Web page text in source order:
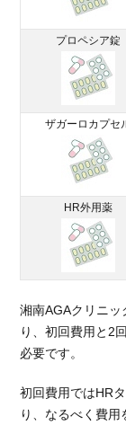
プロペシア錠
ザガーロカプセ
HR外用薬
湘南AGAクリニッ
り、初回費用と2
必要です。
初回費用ではHR
り、なるべく費用